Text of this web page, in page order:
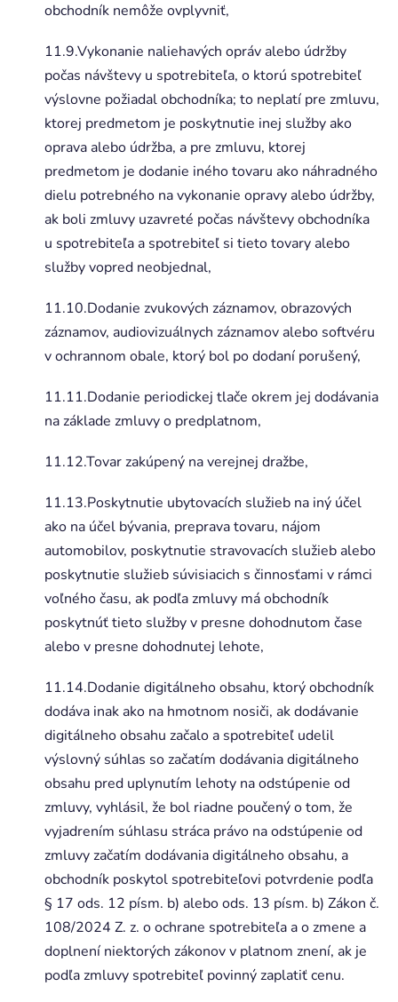
obchodník nemôže ovplyvniť,
11.9.Vykonanie naliehavých opráv alebo údržby
počas návštevy u spotrebiteľa, o ktorú spotrebiteľ
výslovne požiadal obchodníka; to neplatí pre zmluvu,
ktorej predmetom je poskytnutie inej služby ako
oprava alebo údržba, a pre zmluvu, ktorej
predmetom je dodanie iného tovaru ako náhradného
dielu potrebného na vykonanie opravy alebo údržby,
ak boli zmluvy uzavreté počas návštevy obchodníka
u spotrebiteľa a spotrebiteľ si tieto tovary alebo
služby vopred neobjednal,
11.10.Dodanie zvukových záznamov, obrazových
záznamov, audiovizuálnych záznamov alebo softvéru
v ochrannom obale, ktorý bol po dodaní porušený,
11.11.Dodanie periodickej tlače okrem jej dodávania
na základe zmluvy o predplatnom,
11.12.Tovar zakúpený na verejnej dražbe,
11.13.Poskytnutie ubytovacích služieb na iný účel
ako na účel bývania, preprava tovaru, nájom
automobilov, poskytnutie stravovacích služieb alebo
poskytnutie služieb súvisiacich s činnosťami v rámci
voľného času, ak podľa zmluvy má obchodník
poskytnúť tieto služby v presne dohodnutom čase
alebo v presne dohodnutej lehote,
11.14.Dodanie digitálneho obsahu, ktorý obchodník
dodáva inak ako na hmotnom nosiči, ak dodávanie
digitálneho obsahu začalo a spotrebiteľ udelil
výslovný súhlas so začatím dodávania digitálneho
obsahu pred uplynutím lehoty na odstúpenie od
zmluvy, vyhlásil, že bol riadne poučený o tom, že
vyjadrením súhlasu stráca právo na odstúpenie od
zmluvy začatím dodávania digitálneho obsahu, a
obchodník poskytol spotrebiteľovi potvrdenie podľa
§ 17 ods. 12 písm. b) alebo ods. 13 písm. b) Zákon č.
108/2024 Z. z. o ochrane spotrebiteľa a o zmene a
doplnení niektorých zákonov v platnom znení, ak je
podľa zmluvy spotrebiteľ povinný zaplatiť cenu.